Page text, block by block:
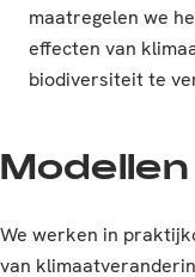
maatregelen we
effecten van
biodiversiteit te
Modellen
We werken in
van